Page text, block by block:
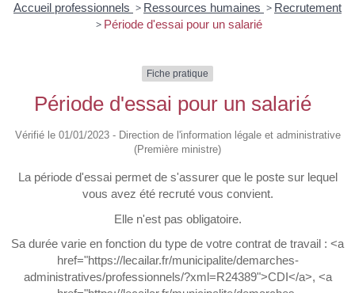
Accueil professionnels > Ressources humaines > Recrutement
> Période d'essai pour un salarié
Fiche pratique
Période d'essai pour un salarié
Vérifié le 01/01/2023 - Direction de l'information légale et administrative
(Première ministre)
La période d'essai permet de s'assurer que le poste sur lequel
vous avez été recruté vous convient.
Elle n'est pas obligatoire.
Sa durée varie en fonction du type de votre contrat de travail : <a
href="https://lecailar.fr/municipalite/demarches-
administratives/professionnels/?xml=R24389">CDI</a>, <a